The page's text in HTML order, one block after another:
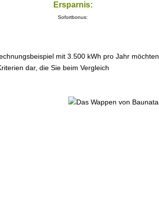
Ersparnis:
Sofortbonus:
mit 3.500 kWh pro Jahr möchten
dar, die Sie beim Vergleich